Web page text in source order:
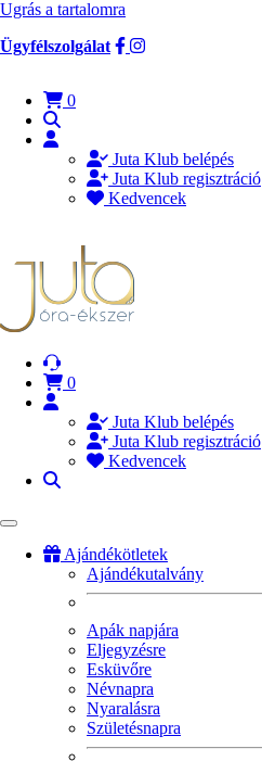
Ugrás a tartalomra
Ügyfélszolgálat
0
Juta Klub belépés
Juta Klub regisztráció
Kedvencek
0
Juta Klub belépés
Juta Klub regisztráció
Kedvencek
Ajándékötletek
Ajándékutalvány
Apák napjára
Eljegyzésre
Esküvőre
Névnapra
Nyaralásra
Születésnapra